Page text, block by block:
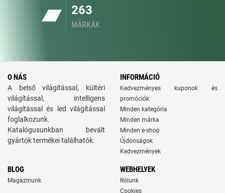
263
MÁRKÁK
O NÁS
A belső világítással, kültéri
világítással, intelligens
világítással és led világítással
foglalkozunk.
Katalógusunkban bevált
gyártók termékei találhatók.
INFORMÁCIÓ
Kedvezményes kuponok és
promóciók
Minden kategória
Minden márka
Minden e-shop
Újdonságok
Kedvezmények
BLOG
Magazinunk
WEBHELYEK
Rólunk
Cookies